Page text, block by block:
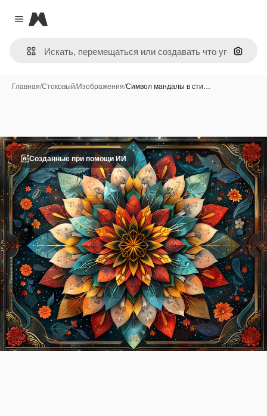
Close menu
Magnific
Поиск
Главная/Стоковый/Изображения/Символ мандалы в сти…
Созданные при помощи ИИ